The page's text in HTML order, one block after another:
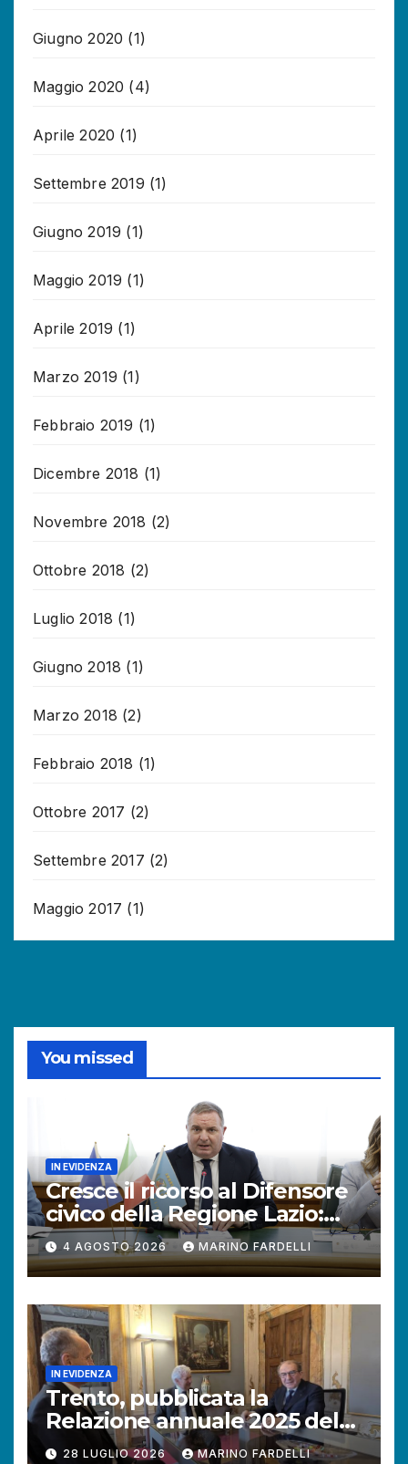
Giugno 2020 (1)
Maggio 2020 (4)
Aprile 2020 (1)
Settembre 2019 (1)
Giugno 2019 (1)
Maggio 2019 (1)
Aprile 2019 (1)
Marzo 2019 (1)
Febbraio 2019 (1)
Dicembre 2018 (1)
Novembre 2018 (2)
Ottobre 2018 (2)
Luglio 2018 (1)
Giugno 2018 (1)
Marzo 2018 (2)
Febbraio 2018 (1)
Ottobre 2017 (2)
Settembre 2017 (2)
Maggio 2017 (1)
You missed
IN EVIDENZA
Cresce il ricorso al Difensore
civico della Regione Lazio:
+121% di istanze rispetto al
2025.
4 AGOSTO 2026 MARINO FARDELLI
IN EVIDENZA
Trento, pubblicata la
Relazione annuale 2025 del
Difensore civico della
28 LUGLIO 2026 MARINO FARDELLI